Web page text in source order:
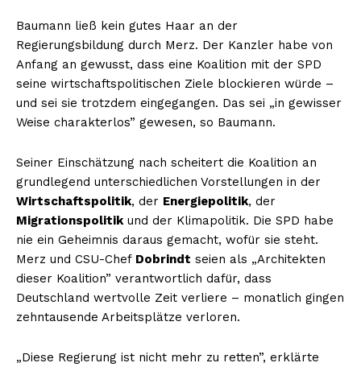
Baumann ließ kein gutes Haar an der
Regierungsbildung durch Merz. Der Kanzler habe von
Anfang an gewusst, dass eine Koalition mit der SPD
seine wirtschaftspolitischen Ziele blockieren würde –
und sei sie trotzdem eingegangen. Das sei „in gewisser
Weise charakterlos” gewesen, so Baumann.
Seiner Einschätzung nach scheitert die Koalition an
grundlegend unterschiedlichen Vorstellungen in der
Wirtschaftspolitik, der Energiepolitik, der
Migrationspolitikund der Klimapolitik. Die SPD habe
nie ein Geheimnis daraus gemacht, wofür sie steht.
Merz und CSU-Chef Dobrindt seien als „Architekten
dieser Koalition” verantwortlich dafür, dass
Deutschland wertvolle Zeit verliere – monatlich gingen
zehntausende Arbeitsplätze verloren.
„Diese Regierung ist nicht mehr zu retten”, erklärte